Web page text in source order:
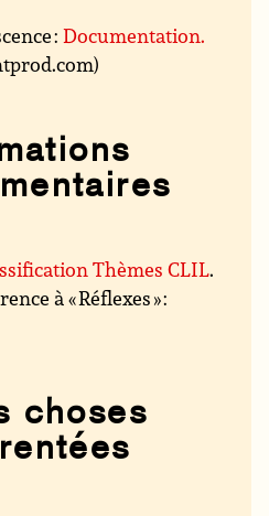
:Documentation.
Thèmes CLIL.
à « Réflexes » :
choses